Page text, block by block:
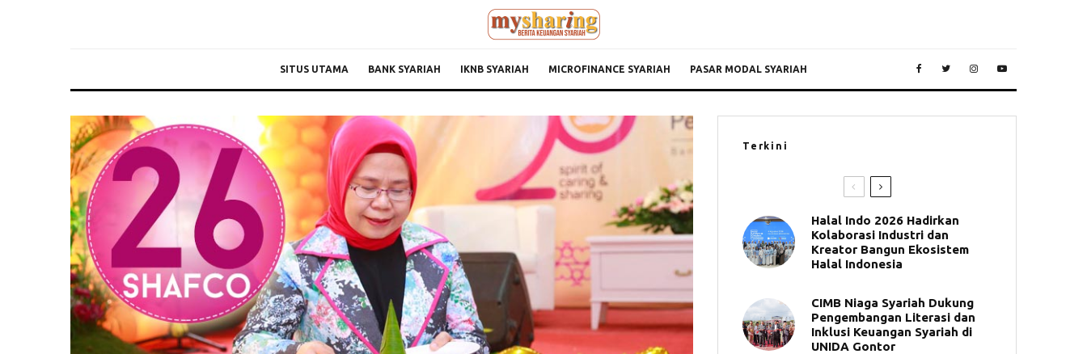
SITUS UTAMA BANK SYARIAH IKNB SYARIAH MICROFINANCE SYARIAH PASAR MODAL SYARIAH
Terkini
Halal Indo 2026 Hadirkan
Kolaborasi Industri dan
Kreator Bangun Ekosistem
Halal Indonesia
CIMB Niaga Syariah Dukung
Pengembangan Literasi dan
Inklusi Keuangan Syariah di
UNIDA Gontor